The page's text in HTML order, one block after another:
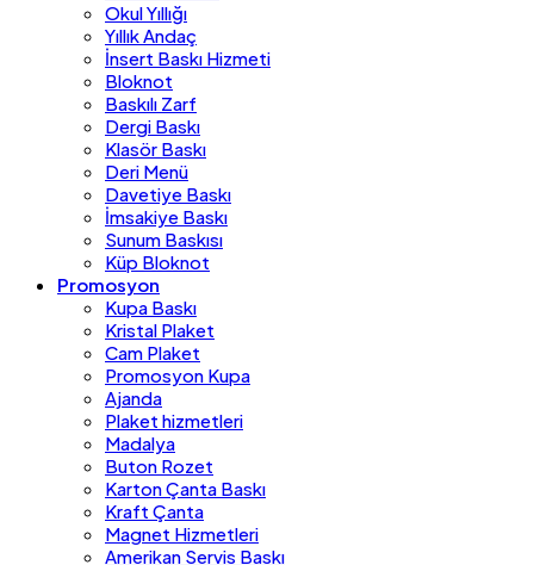
Okul Yıllığı
Yıllık Andaç
İnsert Baskı Hizmeti
Bloknot
Baskılı Zarf
Dergi Baskı
Klasör Baskı
Deri Menü
Davetiye Baskı
İmsakiye Baskı
Sunum Baskısı
Küp Bloknot
Promosyon
Kupa Baskı
Kristal Plaket
Cam Plaket
Promosyon Kupa
Ajanda
Plaket hizmetleri
Madalya
Buton Rozet
Karton Çanta Baskı
Kraft Çanta
Magnet Hizmetleri
Amerikan Servis Baskı